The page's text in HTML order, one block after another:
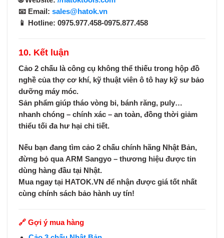
📧 Email:sales@hatok.vn
📱 Hotline: 0975.977.458-0975.877.458
10. Kết luận
Cảo 2 chấu là công cụ không thể thiếu trong hộp đồ
nghề của thợ cơ khí, kỹ thuật viên ô tô hay kỹ sư bảo
dưỡng máy móc.
Sản phẩm giúptháo vòng bi, bánh răng, puly…
nhanh chóng – chính xác – an toàn, đồng thờigiảm
thiểu tối đa hư hại chi tiết.
Nếu bạn đang tìmcảo 2 chấu chính hãng Nhật Bản,
đừng bỏ quaARM Sangyo – thương hiệu được tin
dùng hàng đầu tại Nhật.
Mua ngay tại HATOK.VN để nhận đượcgiá tốt nhất
cùng chính sách bảo hành uy tín!
🔗 Gợi ý mua hàng